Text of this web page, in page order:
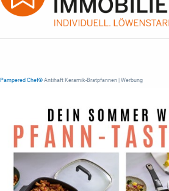
Pampered Chef® Antihaft Keramik-Bratpfannen | Werbung